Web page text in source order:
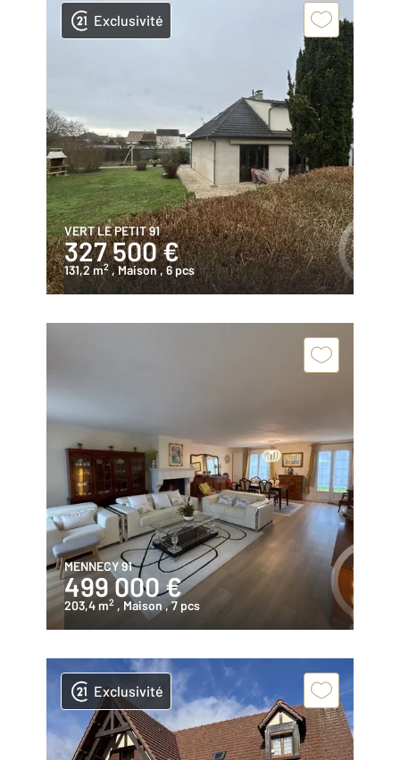
Exclusivité
VERT LE PETIT 91
327 500 €
131,2 m2 , Maison, 6 pcs
MENNECY 91
499 000 €
203,4 m2 , Maison , 7 pcs
Exclusivité